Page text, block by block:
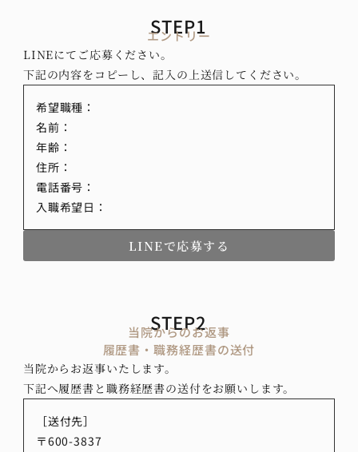
STEP1
エントリー
LINEにてご応募ください。
下記の内容をコピーし、記入の上送信してください。
希望職種：
名前：
年齢：
住所：
電話番号：
入職希望日：
LINEで応募する
STEP2
当院からのお返事
履歴書・職務経歴書の送付
当院からお返事いたします。
下記へ履歴書と職務経歴書の送付をお願いします。
［送付先］
〒600-3837